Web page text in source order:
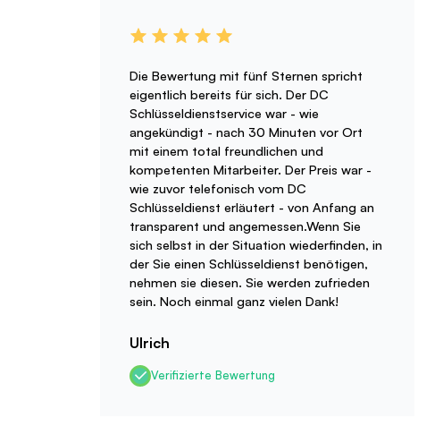
Die Bewertung mit fünf Sternen spricht
eigentlich bereits für sich. Der DC
Schlüsseldienstservice war - wie
angekündigt - nach 30 Minuten vor Ort
mit einem total freundlichen und
kompetenten Mitarbeiter. Der Preis war -
wie zuvor telefonisch vom DC
Schlüsseldienst erläutert - von Anfang an
transparent und angemessen.Wenn Sie
sich selbst in der Situation wiederfinden, in
der Sie einen Schlüsseldienst benötigen,
nehmen sie diesen. Sie werden zufrieden
sein. Noch einmal ganz vielen Dank!
Ulrich
Verifizierte Bewertung